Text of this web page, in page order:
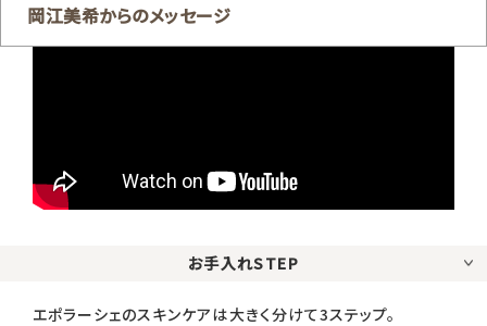
岡江美希からのメッセージ
お手入れSTEP
エポラーシェのスキンケアは大きく分けて3ステップ。